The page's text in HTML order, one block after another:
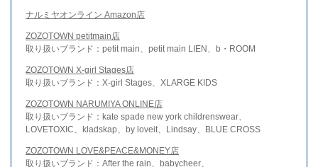
ナルミヤオンライン Amazon店
ZOZOTOWN petitmain店
取り扱いブランド：petit main、petit main LIEN、b・ROOM
ZOZOTOWN X-girl Stages店
取り扱いブランド：X-girl Stages、XLARGE KIDS
ZOZOTOWN NARUMIYA ONLINE店
取り扱いブランド：kate spade new york childrenswear、
LOVETOXIC、kladskap、by loveit、Lindsay、BLUE CROSS
ZOZOTOWN LOVE&PEACE&MONEY店
取り扱いブランド：After the rain、babycheer、